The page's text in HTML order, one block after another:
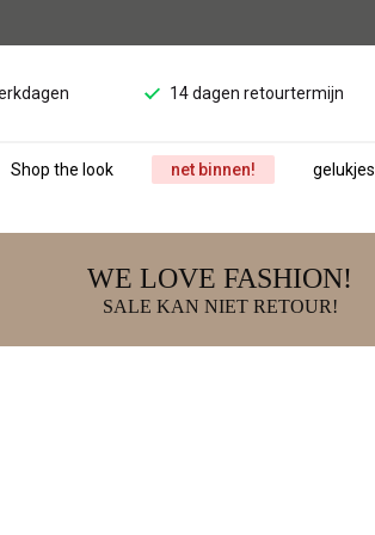
14 dagen retourtermijn
Shop the look net binnen! gelukjes
WE LOVE FASHION!
SALE KAN NIET RETOUR!